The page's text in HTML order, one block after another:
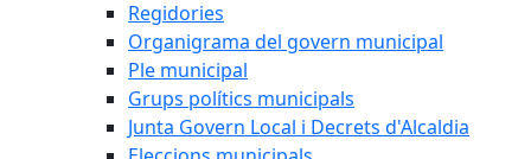
Regidories
Organigrama del govern municipal
Ple municipal
Grups polítics municipals
Junta Govern Local i Decrets d'Alcaldia